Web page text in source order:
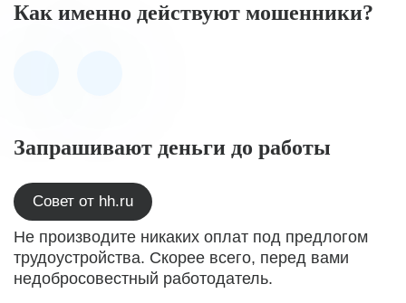
Как именно действуют мошенники?
Запрашивают деньги до работы
Совет от hh.ru
Не производите никаких оплат под предлогом
трудоустройства. Скорее всего, перед вами
недобросовестный работодатель.